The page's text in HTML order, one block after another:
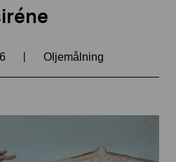
| Oljemålning